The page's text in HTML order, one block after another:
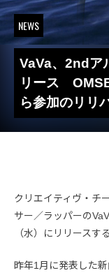
NEWS
VaVa、2ndア
リース
ら参加のリリ
クリエイティヴ・チ
サー／ラッパーの
（水）にリリースす
昨年1月に発表した